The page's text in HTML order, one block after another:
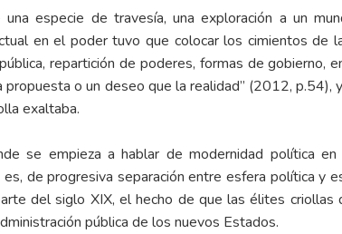
especie de travesía, una exploración a un
en el poder tuvo que colocar los cimientos de
repartición de poderes, formas de gobierno,
o un deseo que la realidad” (2012,
exaltaba.
se empieza a hablar de modernidad política en
de progresiva separación entre esfera política y
del siglo XIX, el hecho de que las élites
pública de los nuevos Estados.